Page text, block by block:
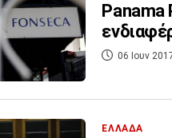
Panama
06 Ιουν
ΕΛΛΑΔΑ